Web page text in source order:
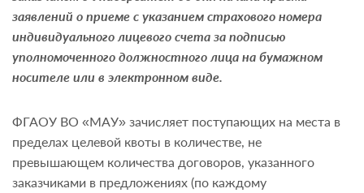
заявлений о приеме с указанием страхового номера
индивидуального лицевого счета за подписью
уполномоченного должностного лица на бумажном
носителе или в электронном виде.
ФГАОУ ВО «МАУ» зачисляет поступающих на места в
пределах целевой квоты в количестве, не
превышающем количества договоров, указанного
заказчиками в предложениях (по каждому